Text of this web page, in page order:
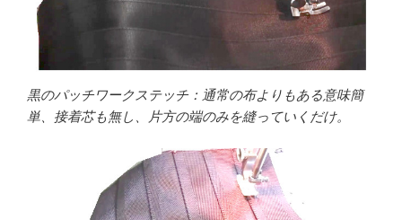
黒のパッチワークステッチ：通常の布よりもある意味簡
単、接着芯も無し、片方の端のみを縫っていくだけ。